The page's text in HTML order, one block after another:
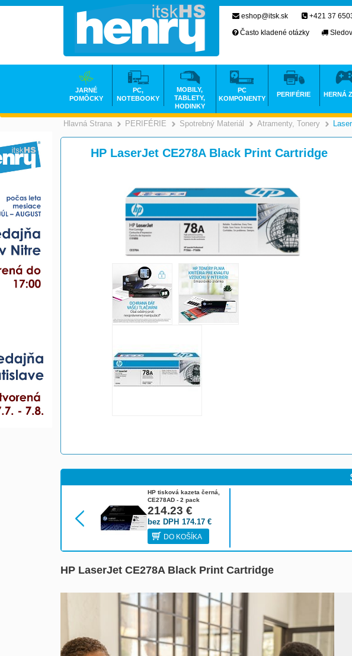
Hlavná Strana >
PERIFÉRIE >
Spotrebný Materiál >
Atramenty, Tonery >
HP LaserJet CE278A Black Print Cartridge
HP tisková kazeta černá,
CE278AD - 2 pack
214.23 €
174.17 €
bez DPH
DO KOŠÍKA
HP LaserJet CE278A Black Print Cartridge
eshop@itsk.sk +421 37
Často kladené otázky
JARNÉ
POMÔCKY
PC,
NOTEBOOKY
MOBILY,
TABLETY,
HODINKY
PC
KOMPONENTY
PERIFÉRIE HERNÁ